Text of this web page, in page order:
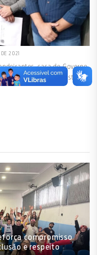
2021
casa do Governo
esteve reunido, nesta
compromisso
e respeito